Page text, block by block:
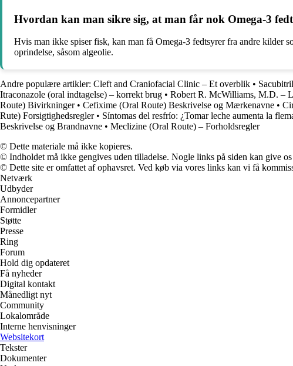
Hvordan kan man sikre sig, at man får nok Omega-3
Hvis man ikke spiser fisk, kan man få Omega-3 fedtsyrer fra andre kilder
oprindelse, såsom algeolie.
Andre populære artikler: Cleft and Craniofacial Clinic – Et overblik •
Itraconazole (oral indtagelse) – korrekt brug • Robert R. McWilliams, M.D. –
Route) Bivirkninger• Cefixime (Oral Route) Beskrivelse og Mærkenavne •
Rute) Forsigtighedsregler• Síntomas del resfrío: ¿Tomar leche aumenta la
Beskrivelse og Brandnavne • Meclizine (Oral Route) – Forholdsregler
© Dette materiale må ikke kopieres.
© Indholdet må ikke gengives uden tilladelse. Nogle links på siden kan give
© Dette site er omfattet af ophavsret. Ved køb via vores links kan vi få
Netværk
Udbyder
Annoncepartner
Formidler
Støtte
Presse
Ring
Forum
Hold dig opdateret
Få nyheder
Digital kontakt
Månedligt nyt
Community
Lokalområde
Interne henvisninger
Websitekort
Tekster
Dokumenter